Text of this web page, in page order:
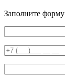
Заполните